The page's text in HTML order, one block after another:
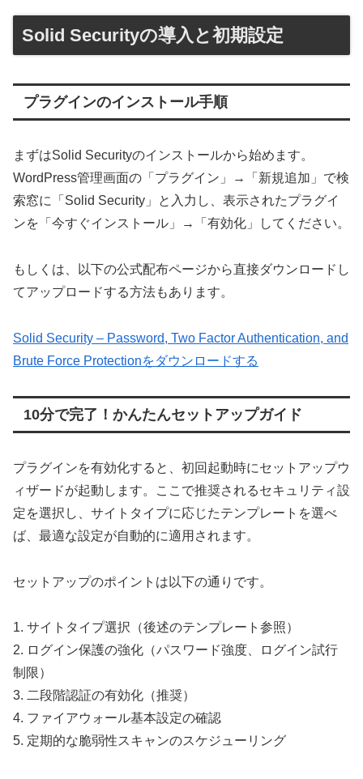
Solid Securityの導入と初期設定
プラグインのインストール手順
まずはSolid Securityのインストールから始めます。
WordPress管理画面の「プラグイン」→「新規追加」で検
索窓に「Solid Security」と入力し、表示されたプラグイ
ンを「今すぐインストール」→「有効化」してください。
もしくは、以下の公式配布ページから直接ダウンロードし
てアップロードする方法もあります。
Solid Security – Password, Two Factor Authentication, and
Brute Force Protectionをダウンロードする
10分で完了！かんたんセットアップガイド
プラグインを有効化すると、初回起動時にセットアップウ
ィザードが起動します。ここで推奨されるセキュリティ設
定を選択し、サイトタイプに応じたテンプレートを選べ
ば、最適な設定が自動的に適用されます。
セットアップのポイントは以下の通りです。
1. サイトタイプ選択（後述のテンプレート参照）
2. ログイン保護の強化（パスワード強度、ログイン試行
制限）
3. 二段階認証の有効化（推奨）
4. ファイアウォール基本設定の確認
5. 定期的な脆弱性スキャンのスケジューリング